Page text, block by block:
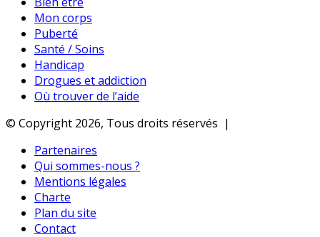
Mon corps
Puberté
Santé / Soins
Handicap
Drogues et addiction
Où trouver de l’aide
© Copyright 2026, Tous droits réservés |
Partenaires
Qui sommes-nous ?
Mentions légales
Charte
Plan du site
Contact